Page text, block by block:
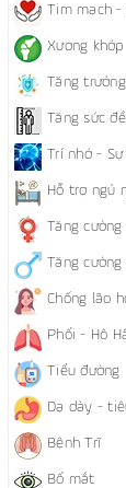
Tim mạch -
Xương khớp
Tăng
Tăng sức
Trí nhớ -
Hỗ trợ ngủ
Tăng
Tăng
Chống lão
Phổi - Hô
Tiểu đường
Dạ dày -
Bệnh Trĩ
Bổ mắt